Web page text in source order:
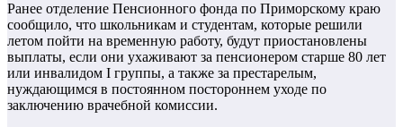
Ранее отделение Пенсионного фонда по Приморскому краю
сообщило, что школьникам и студентам, которые решили
летом пойти на временную работу, будут приостановлены
выплаты, если они ухаживают за пенсионером старше 80 лет
или инвалидом I группы, а также за престарелым,
нуждающимся в постоянном постороннем уходе по
заключению врачебной комиссии.